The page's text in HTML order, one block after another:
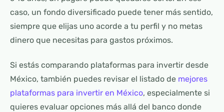
caso, un fondo diversificado puede tener más sentido,
siempre que elijas uno acorde a tu perfil y no metas
dinero que necesitas para gastos próximos.
Si estás comparando plataformas para invertir desde
México, también puedes revisar el listado de mejores
plataformas para invertir en México, especialmente si
quieres evaluar opciones más allá del banco donde